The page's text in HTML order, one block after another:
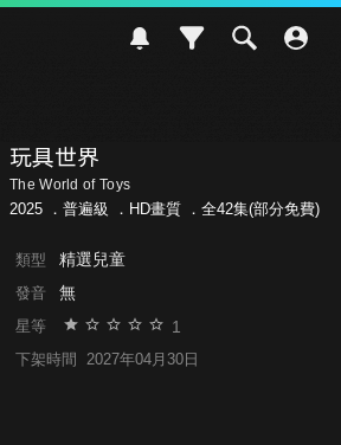
玩具世界
The World of Toys
2025 ． 普遍級 ．HD畫質 ．全42集(部分免費)
類型 精選兒童
發音 無
星等 1
下架時間 2027年04月30日